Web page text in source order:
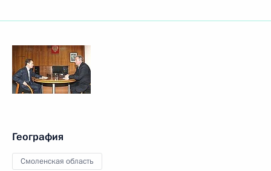
География
Смоленская область